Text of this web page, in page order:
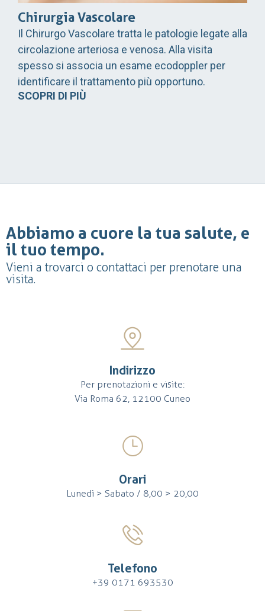
Chirurgia Vascolare
Il Chirurgo Vascolare tratta le patologie legate alla
circolazione arteriosa e venosa. Alla visita
spesso si associa un esame ecodoppler per
identificare il trattamento più opportuno.
SCOPRI DI PIÙ
Abbiamo a cuore la tua salute, e
il tuo tempo.
Vieni a trovarci o contattaci per prenotare una
visita.
Indirizzo
Per prenotazioni e visite:
Via Roma 62, 12100 Cuneo
Orari
Lunedì > Sabato / 8,00 > 20,00
Telefono
+39 0171 693530